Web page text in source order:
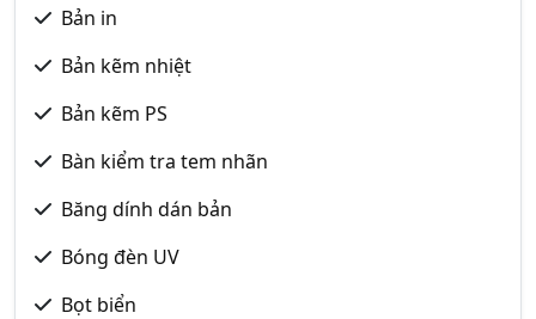
Bản in
Bản kẽm nhiệt
Bản kẽm PS
Bàn kiểm tra tem nhãn
Băng dính dán bản
Bóng đèn UV
Bọt biển